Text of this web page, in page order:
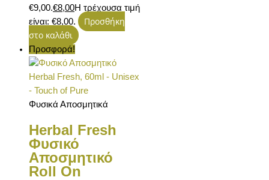
€9,00.€8,00Η τρέχουσα τιμή
είναι: €8,00.
Προσθήκη
στο καλάθι
Προσφορά!
Φυσικά Αποσμητικά
Herbal Fresh
Φυσικό
Αποσμητικό
Roll On